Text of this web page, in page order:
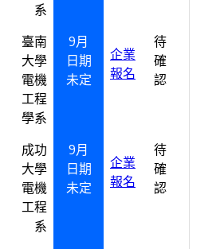
系
臺南
大學
電機
工程
學系
9月
日期
未定
企業
報名
待
確
認
成功
大學
電機
工程
系
9月
日期
未定
企業
報名
待
確
認